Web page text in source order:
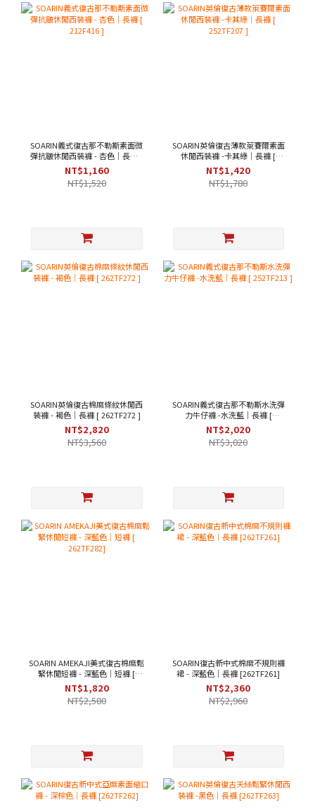
SOARIN義式復古那不勒斯素面微
彈抗皺休閒西裝褲 - 杏色｜長褲 [
212F416 ]
NT$1,160
NT$1,520
SOARIN英倫復古薄款萊賽爾素面
休閒西裝褲 -卡其綠｜長褲 [
252TF207 ]
NT$1,420
NT$1,780
SOARIN英倫復古棉麻條紋休閒西
裝褲 - 褐色｜長褲 [ 262TF272 ]
NT$2,820
NT$3,560
SOARIN義式復古那不勒斯水洗彈
力牛仔褲 -水洗藍｜長褲 [
252TF213 ]
NT$2,020
NT$3,020
SOARIN AMEKAJI美式復古棉麻鬆
緊休閒短褲 - 深藍色｜短褲 [
262TF282]
NT$1,820
NT$2,580
SOARIN復古新中式棉麻不規則褲
裙 - 深藍色｜長褲 [262TF261]
NT$2,360
NT$2,960